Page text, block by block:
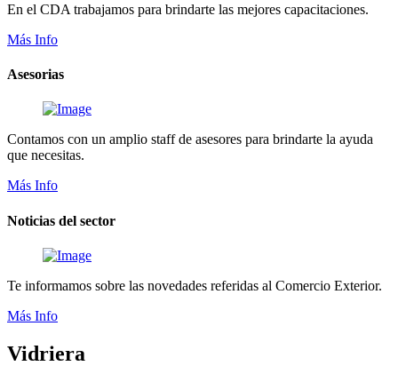
En el CDA trabajamos para brindarte las mejores capacitaciones.
Más Info
Asesorias
Contamos con un amplio staff de asesores para brindarte la ayuda
que necesitas.
Más Info
Noticias del sector
Te informamos sobre las novedades referidas al Comercio Exterior.
Más Info
Vidriera